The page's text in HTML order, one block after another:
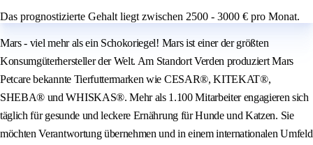
Das prognostizierte Gehalt liegt zwischen 2500 - 3000 € pro Monat.
Mars - viel mehr als ein Schokoriegel! Mars ist einer der größten
Konsumgüterhersteller der Welt. Am Standort Verden produziert Mars
Petcare bekannte Tierfuttermarken wie CESAR®, KITEKAT®,
SHEBA® und WHISKAS®. Mehr als 1.100 Mitarbeiter engagieren sich
täglich für gesunde und leckere Ernährung für Hunde und Katzen. Sie
möchten Verantwortung übernehmen und in einem internationalen Umfeld